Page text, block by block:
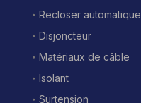
Recloser automatique
Disjoncteur
Matériaux de câble
Isolant
Surtension